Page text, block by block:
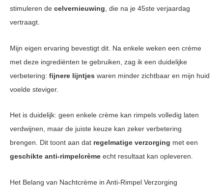
stimuleren de celvernieuwing , die na je 45ste verjaardag
vertraagt.
Mijn eigen ervaring bevestigt dit. Na enkele weken een crème
met deze ingrediënten te gebruiken, zag ik een duidelijke
verbetering: fijnere lijntjes waren minder zichtbaar en mijn huid
voelde steviger.
Het is duidelijk: geen enkele crème kan rimpels volledig laten
verdwijnen, maar de juiste keuze kan zeker verbetering
brengen. Dit toont aan dat regelmatige verzorging met een
geschikte anti-rimpelcrème echt resultaat kan opleveren.
Het Belang van Nachtcrème in Anti-Rimpel Verzorging